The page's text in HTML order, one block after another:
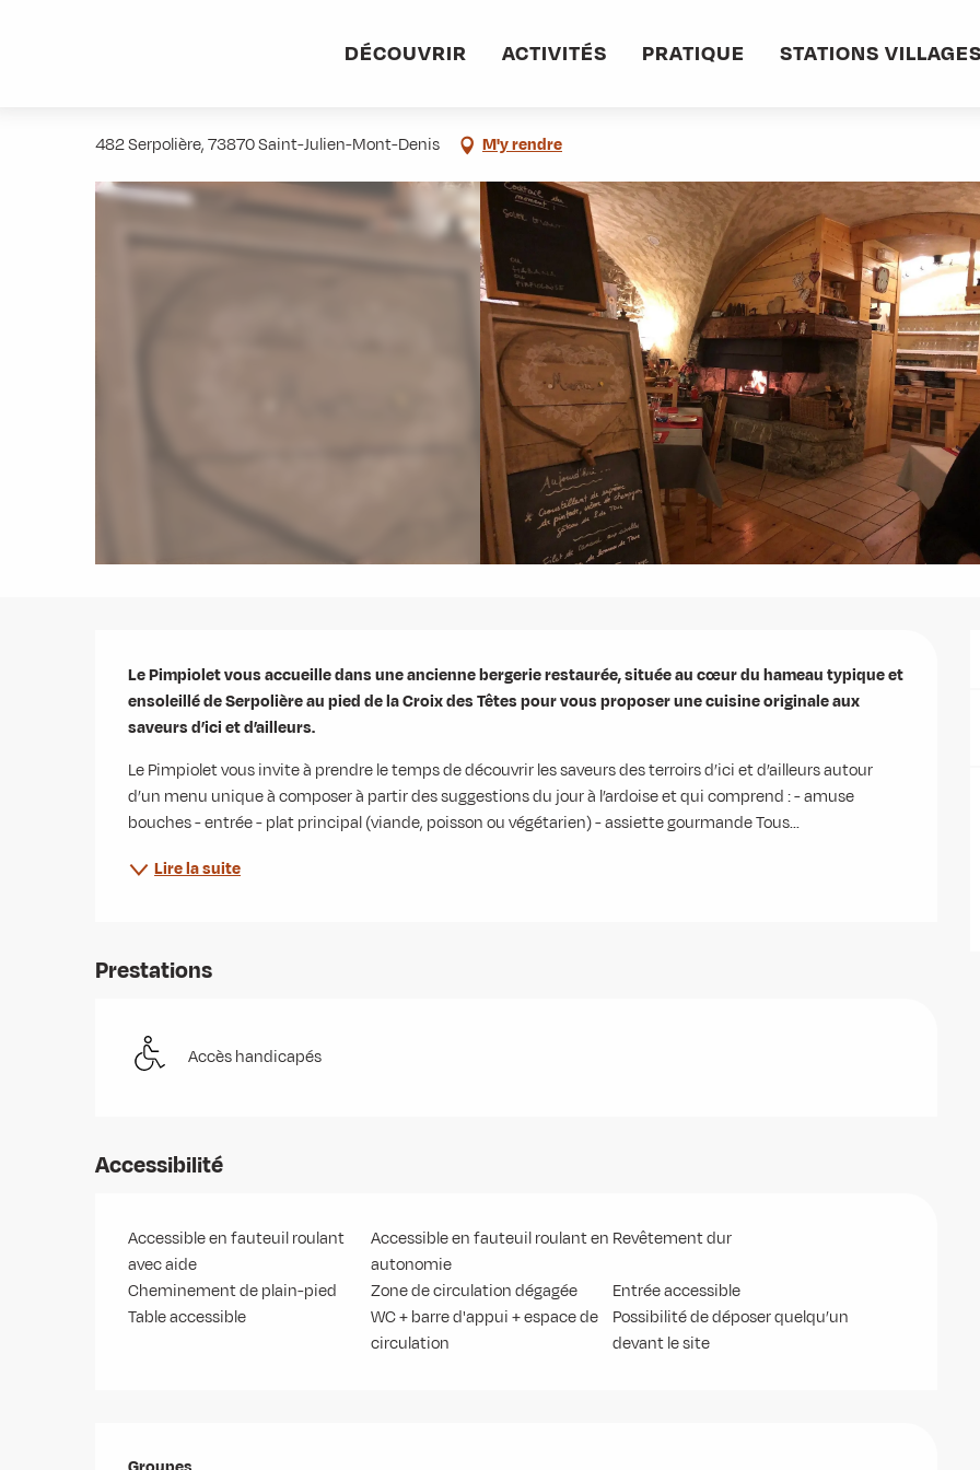
DÉCOUVRIR ACTIVITÉS PRATIQUE STATIONS VILLAGES
482 Serpolière, 73870 Saint-Julien-Mont-Denis M'y rendre
Description
Le Pimpiolet vous accueille dans une ancienne bergerie restaurée, située au cœur du hameau typique et
ensoleillé de Serpolière au pied de la Croix des Têtes pour vous proposer une cuisine originale aux
saveurs d’ici et d’ailleurs.
Le Pimpiolet vous invite à prendre le temps de découvrir les saveurs des terroirs d’ici et d’ailleurs autour
d’un menu unique à composer à partir des suggestions du jour à l’ardoise et qui comprend : - amuse
bouches - entrée - plat principal (viande, poisson ou végétarien) - assiette gourmande Tous...
Lire la suite
Prestations
Accès handicapés
Accessibilité
Accessible en fauteuil roulant
avec aide
Accessible en fauteuil roulant en
autonomie
Revêtement dur
Cheminement de plain-pied Zone de circulation dégagée
Entrée accessible
Table accessible
WC + barre d'appui + espace de
circulation
Possibilité de déposer quelqu’un
devant le site